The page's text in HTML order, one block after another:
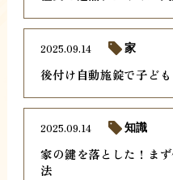
後付け自動施錠で子ど
2025.09.14 家
家の鍵を落とした！ま
法
2025.09.14 知識